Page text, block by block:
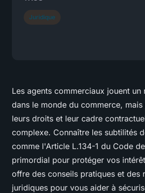
Les agents commerciaux jouent un
dans le monde du commerce,
leurs droits et leur cadre
complexe. Connaître les subtilités
comme l'Article L.134-1 du Code
primordial pour protéger vos
offre des conseils pratiques et des
juridiques pour vous aider à
Juridique